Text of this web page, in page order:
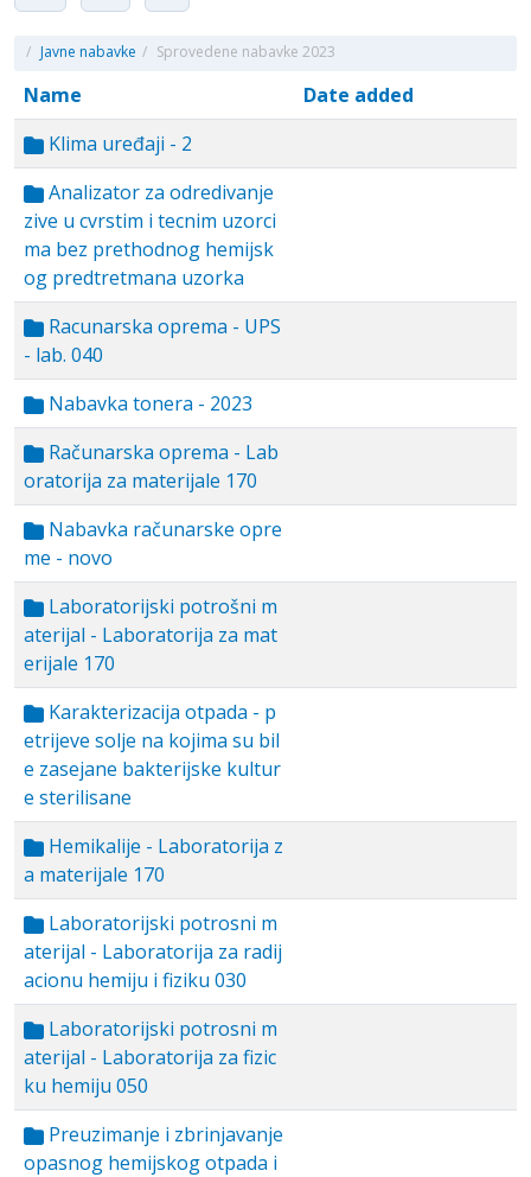
/ Javne nabavke / Sprovedene nabavke 2023
Name
Date added
Klima uređaji - 2
Analizator za odredivanje
zive u cvrstim i tecnim uzorci
ma bez prethodnog hemijsk
og predtretmana uzorka
Racunarska oprema - UPS
- lab. 040
Nabavka tonera - 2023
Računarska oprema - Lab
oratorija za materijale 170
Nabavka računarske opre
me - novo
Laboratorijski potrošni m
aterijal - Laboratorija za mat
erijale 170
Karakterizacija otpada - p
etrijeve solje na kojima su bil
e zasejane bakterijske kultur
e sterilisane
Hemikalije - Laboratorija z
a materijale 170
Laboratorijski potrosni m
aterijal - Laboratorija za radij
acionu hemiju i fiziku 030
Laboratorijski potrosni m
aterijal - Laboratorija za fizic
ku hemiju 050
Preuzimanje i zbrinjavanje
opasnog hemijskog otpada i